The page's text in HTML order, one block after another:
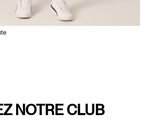
NOTRE CLUB